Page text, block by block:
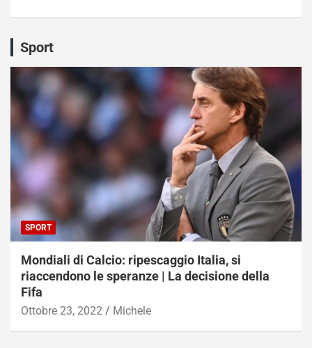
Sport
SPORT
Mondiali di Calcio: ripescaggio Italia, si
riaccendono le speranze | La decisione della
Fifa
Ottobre 23, 2022 Michele